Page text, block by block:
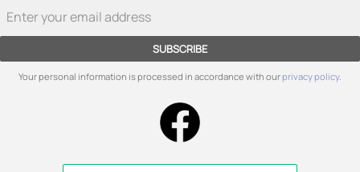
SUBSCRIBE
Your personal information is processed in accordance with ourprivacy policy.